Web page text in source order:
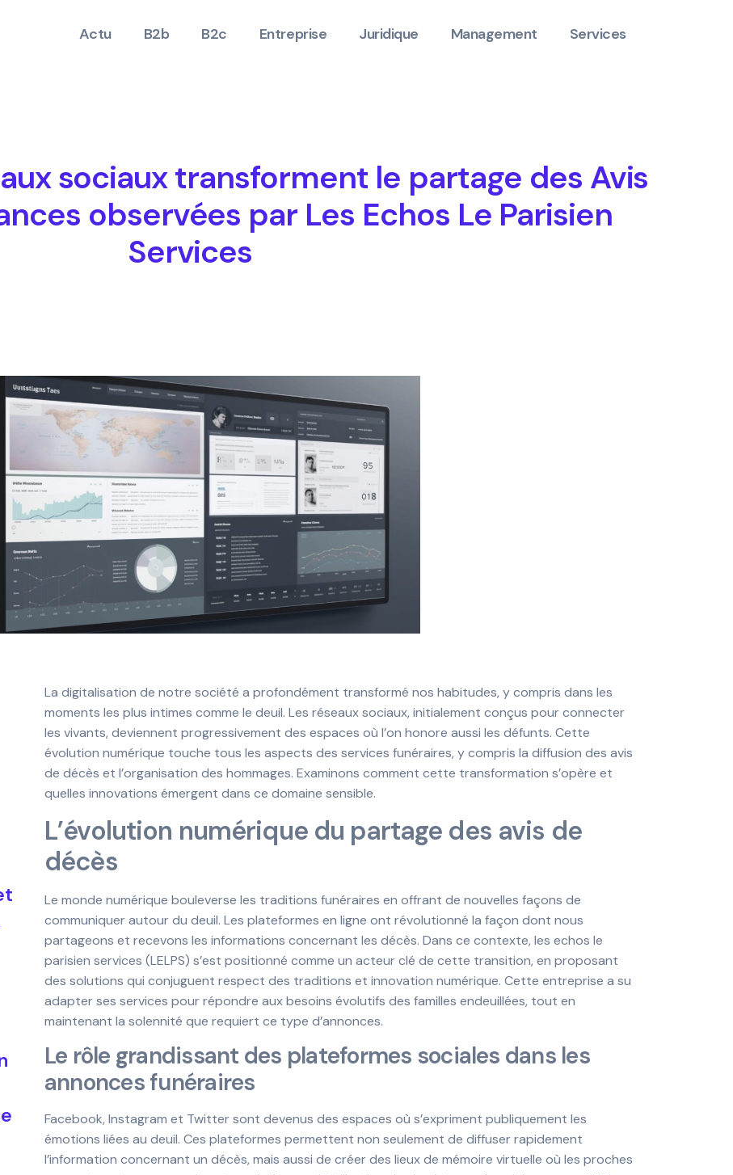
Actu B2b B2c Entreprise Juridique Management Services
sociaux transforment le partage des Avis
observées par Les Echos Le Parisien
Services
La digitalisation de notre société a profondément transformé nos habitudes, y compris dans les
moments les plus intimes comme le deuil. Les réseaux sociaux, initialement conçus pour connecter
les vivants, deviennent progressivement des espaces où l’on honore aussi les défunts. Cette
évolution numérique touche tous les aspects des services funéraires, y compris la diffusion des avis
de décès et l’organisation des hommages. Examinons comment cette transformation s’opère et
quelles innovations émergent dans ce domaine sensible.
L’évolution numérique du partage des avis de
décès
Le monde numérique bouleverse les traditions funéraires en offrant de nouvelles façons de
communiquer autour du deuil. Les plateformes en ligne ont révolutionné la façon dont nous
partageons et recevons les informations concernant les décès. Dans ce contexte, les echos le
parisien services (LELPS) s’est positionné comme un acteur clé de cette transition, en proposant
des solutions qui conjuguent respect des traditions et innovation numérique. Cette entreprise a su
adapter ses services pour répondre aux besoins évolutifs des familles endeuillées, tout en
maintenant la solennité que requiert ce type d’annonces.
Le rôle grandissant des plateformes sociales dans les
annonces funéraires
Facebook, Instagram et Twitter sont devenus des espaces où s’expriment publiquement les
émotions liées au deuil. Ces plateformes permettent non seulement de diffuser rapidement
l’information concernant un décès, mais aussi de créer des lieux de mémoire virtuelle où les proches